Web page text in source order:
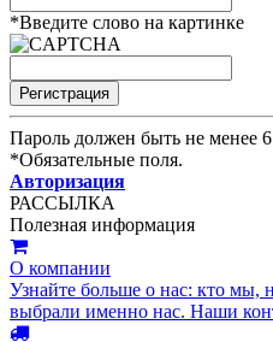
*Введите слово на картинке
Пароль должен быть не менее
*Обязательные поля.
Авторизация
РАССЫЛКА
Полезная информация
О компании
Узнайте больше о нас: кто
выбрали именно нас. Наши